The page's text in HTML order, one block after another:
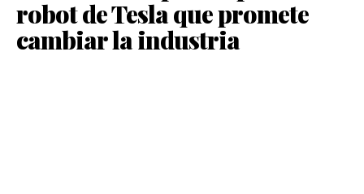
robot de Tesla que promete
cambiar la industria